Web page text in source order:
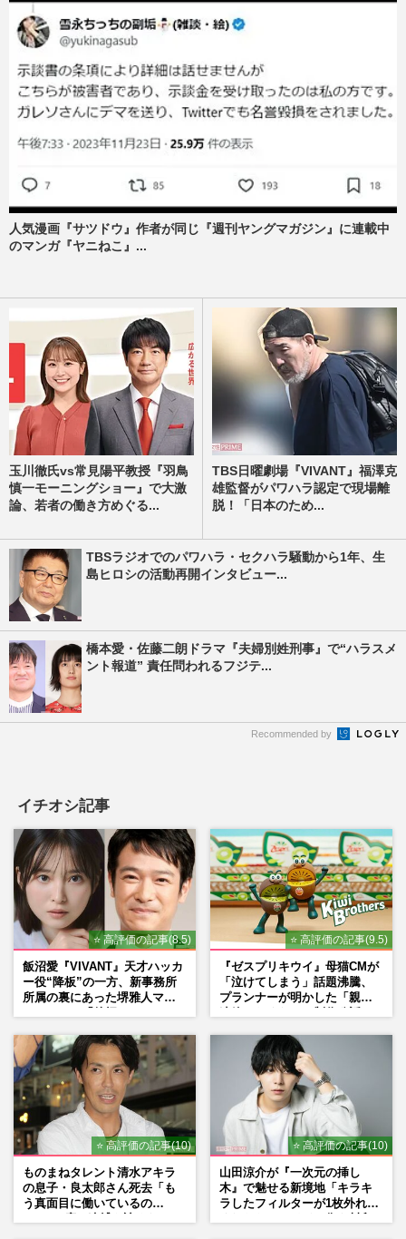
人気漫画『サツドウ』作者が同じ『週刊ヤングマガジン』に連載中
のマンガ『ヤニねこ』...
玉川徹氏vs常見陽平教授『羽鳥
慎一モーニングショー』で大激
論、若者の働き方めぐる...
TBS日曜劇場『VIVANT』福澤克
雄監督がパワハラ認定で現場離
脱！「日本のため...
TBSラジオでのパワハラ・セクハラ騒動から1年、生
島ヒロシの活動再開インタビュー...
橋本愛・佐藤二朗ドラマ『夫婦別姓刑事』で“ハラスメ
ント報道” 責任問われるフジテ...
Recommended by
イチオシ記事
⭐ 高評価の記事(8.5)
飯沼愛『VIVANT』天才ハッカ
ー役“降板”の一方、新事務所
所属の裏にあった堺雅人マネ
⭐ 高評価の記事(9.5)
『ゼスプリキウイ』母猫CMが
「泣けてしまう」話題沸騰、
プランナーが明かした「親に
⭐ 高評価の記事(10)
ものまねタレント清水アキラ
の息子・良太郎さん死去「も
う真面目に働いているの
⭐ 高評価の記事(10)
山田涼介が『一次元の挿し
木』で魅せる新境地「キラキ
ラしたフィルターが1枚外れて